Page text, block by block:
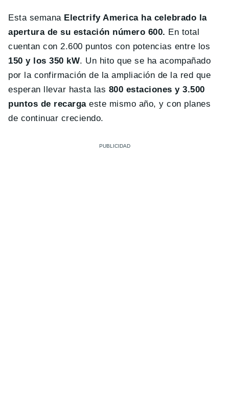
Esta semana Electrify America ha celebrado la
apertura de su estación número 600. En total
cuentan con 2.600 puntos con potencias entre los
150 y los 350 kW. Un hito que se ha acompañado
por la confirmación de la ampliación de la red que
esperan llevar hasta las 800 estaciones y 3.500
puntos de recargaeste mismo año, y con planes
de continuar creciendo.